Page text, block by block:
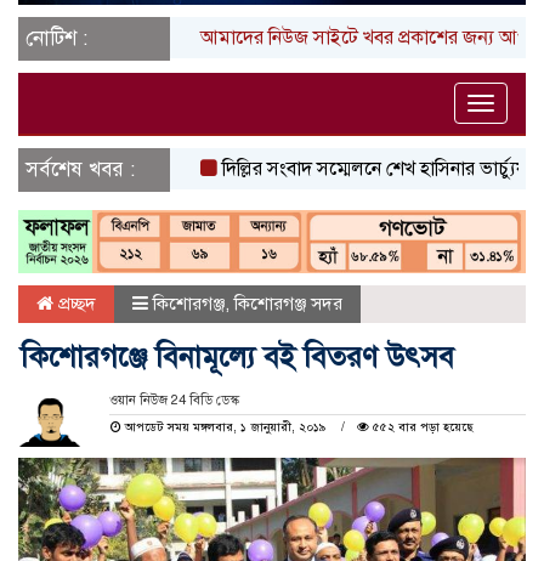
নোটিশ : আমাদের নিউজ সাইটে খবর প্রকাশের জন্য আপনার
Toggle
সর্বশেষ খবর :
দিল্লির সংবাদ সম্মেলনে শেখ হাসিনার ভার্চ্যুয়াল
প্রচ্ছদ কিশোরগঞ্জ,কিশোরগঞ্জ সদর
কিশোরগঞ্জে বিনামূল্যে বই বিতরণ উৎসব
ওয়ান নিউজ 24 বিডি ডেস্ক
আপডেট সময় মঙ্গলবার, ১ জানুয়ারী, ২০১৯
৫৫২ বার পড়া হয়েছে